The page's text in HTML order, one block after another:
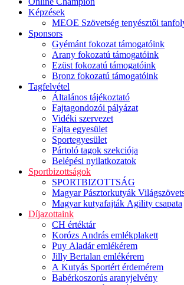
Képzések
MEOE Szövetség tenyésztői
Sponsors
Gyémánt fokozat támogatóink
Arany fokozatú támogatóink
Ezüst fokozatú támogatóink
Bronz fokozatú támogatóink
Tagfelvétel
Általános tájékoztató
Fajtagondozói pályázat
Vidéki szervezet
Fajta egyesület
Sportegyesület
Pártoló tagok szekciója
Belépési nyilatkozatok
Sportbizottságok
SPORTBIZOTTSÁG
Magyar Pásztorkutyák
Magyar kutyafajták Agility csapata
Díjazottaink
CH értéktár
Korózs András emlékplakett
Puy Aladár emlékérem
Jilly Bertalan emlékérem
A Kutyás Sportért érdemérem
Babérkoszorús aranyjelvény